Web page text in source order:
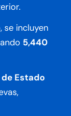
, se incluyen
5,440
Estado